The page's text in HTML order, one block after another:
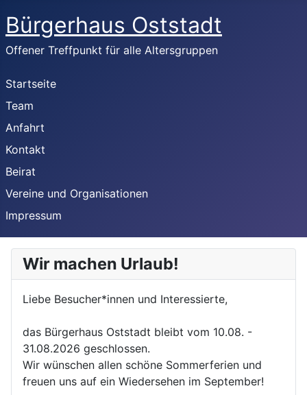
Bürgerhaus Oststadt
Offener Treffpunkt für alle Altersgruppen
Startseite
Team
Anfahrt
Kontakt
Beirat
Vereine und Organisationen
Impressum
Wir machen Urlaub!
Liebe Besucher*innen und Interessierte,
das Bürgerhaus Oststadt bleibt vom 10.08. -
31.08.2026 geschlossen.
Wir wünschen allen schöne Sommerferien und
freuen uns auf ein Wiedersehen im September!